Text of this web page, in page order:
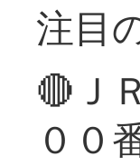
注目
🔴Ｊ
００